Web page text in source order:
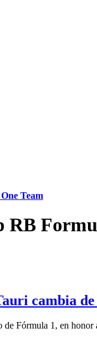
Team
RB
cambia de
Fórmula 1, en